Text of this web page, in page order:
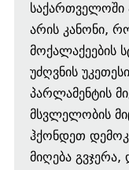
საქართველოში
არის კანონი,
მოქალაქეების
უძღვნის
პარლამენტის
მსვლელობის
ჰქონდეთ
მიღება